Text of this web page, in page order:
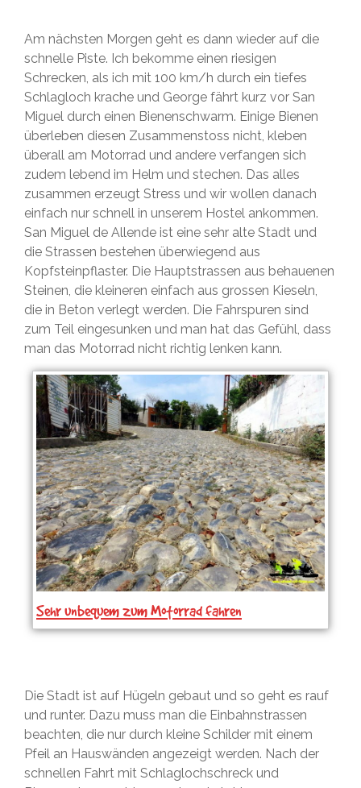
Am nächsten Morgen geht es dann wieder auf die
schnelle Piste. Ich bekomme einen riesigen
Schrecken, als ich mit 100 km/h durch ein tiefes
Schlagloch krache und George fährt kurz vor San
Miguel durch einen Bienenschwarm. Einige Bienen
überleben diesen Zusammenstoss nicht, kleben
überall am Motorrad und andere verfangen sich
zudem lebend im Helm und stechen. Das alles
zusammen erzeugt Stress und wir wollen danach
einfach nur schnell in unserem Hostel ankommen.
San Miguel de Allende ist eine sehr alte Stadt und
die Strassen bestehen überwiegend aus
Kopfsteinpflaster. Die Hauptstrassen aus behauenen
Steinen, die kleineren einfach aus grossen Kieseln,
die in Beton verlegt werden. Die Fahrspuren sind
zum Teil eingesunken und man hat das Gefühl, dass
man das Motorrad nicht richtig lenken kann.
Sehr unbequem zum Motorrad fahren
Die Stadt ist auf Hügeln gebaut und so geht es rauf
und runter. Dazu muss man die Einbahnstrassen
beachten, die nur durch kleine Schilder mit einem
Pfeil an Hauswänden angezeigt werden. Nach der
schnellen Fahrt mit Schlaglochschreck und